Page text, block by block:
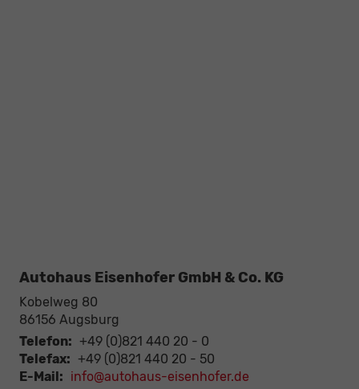
Autohaus Eisenhofer GmbH & Co. KG
Kobelweg 80
86156 Augsburg
Telefon: +49 (0)821 440 20 - 0
Telefax: +49 (0)821 440 20 - 50
E-Mail: info@autohaus-eisenhofer.de